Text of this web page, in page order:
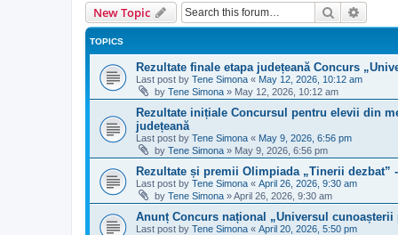
New Topic Search
TOPICS
Rezultate finale etapa județeană Concurs
Last post by Tene Simona « May 12, 2026, 10:12 am
by Tene Simona » May 12, 2026, 10:12 am
Rezultate inițiale Concursul pentru elevii din
județeană
Last post by Tene Simona « May 9, 2026, 6:56 pm
by Tene Simona » May 9, 2026, 6:56 pm
Rezultate și premii Olimpiada „Tinerii dezbat”
Last post by Tene Simona « April 26, 2026, 9:30 am
by Tene Simona »April 26, 2026, 9:30 am
Anunț Concurs național „Universul cunoașterii
Last post by Tene Simona « April 20, 2026, 5:50 pm